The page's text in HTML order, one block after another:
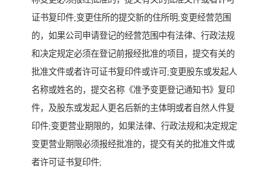
证书复印件;变更住所的提交新的住所明;变更经营范围
的，如果公司申请登记的经营范围中有法律、行政法规
和决定规定必须在登记前报经批准的项目，提交有关的
批准文件或者许可证书复印件或许可;变更股东或发起人
名称或姓名的，提交名称《准予变更登记通知书》复印
件，及股东或发起人更名后新的主体明或者自然人件复
印件;变更营业期限的，如果法律、行政法规和决定规定
变更营业期限必须报经批准的，提交有关的批准文件或
者许可证书复印件;